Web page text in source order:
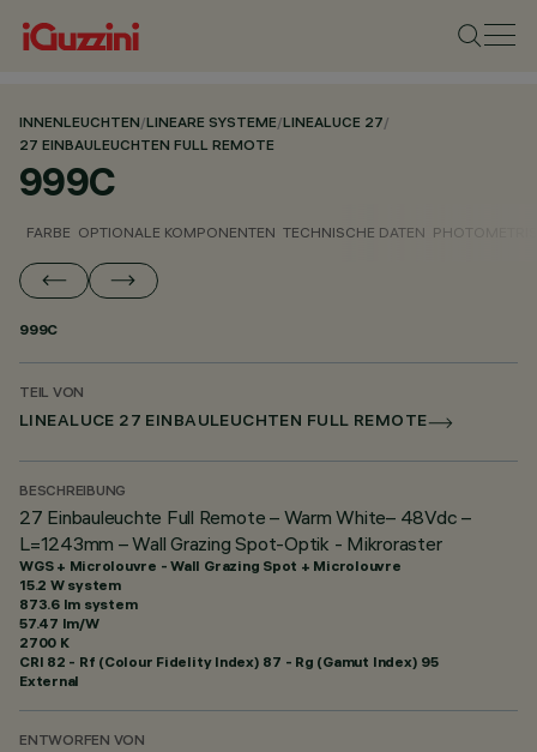
INNENLEUCHTEN/LINEARE SYSTEME/LINEALUCE 27/
27 EINBAULEUCHTEN FULL REMOTE
999C
FARBE OPTIONALE KOMPONENTEN TECHNISCHE DATEN
999C
TEIL VON
LINEALUCE 27 EINBAULEUCHTEN FULL REMOTE
BESCHREIBUNG
27 Einbauleuchte Full Remote – Warm White– 48Vdc –
L=1243mm – Wall Grazing Spot-Optik - Mikroraster
WGS + Microlouvre - Wall Grazing Spot + Microlouvre
15.2 W system
873.6 lm system
57.47 lm/W
2700 K
CRI 82 - Rf (Colour Fidelity Index) 87 - Rg (Gamut Index) 95
External
ENTWORFEN VON